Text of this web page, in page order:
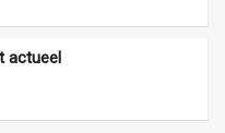
actueel